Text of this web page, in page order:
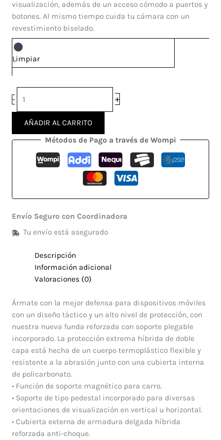
visualización, además de un acceso cómodo a puertos y
botones. Al mismo tiempo cuida tu cámara con un
revestimiento biselado.
Limpiar
-
cantidad
+
AÑADIR AL CARRITO
Métodos de Pago a través de Wompi
Envío Seguro con Coordinadora
Tu envío está asegurado
Descripción
Información adicional
Valoraciones (0)
Ármate con la mejor defensa para dispositivos móviles
con un diseño táctico y un alto nivel de protección, con
nuestra nueva funda reforzada con soporte plegable
incorporado. La protección extrema híbrida de doble
capa está hecha de un cuerpo termoplástico flexible y
resistente a la abrasión junto con una cubierta interna
de policarbonato.
• Función de soporte magnético para carro.
• Soporte de tipo pedestal incorporado para diversas
orientaciones de visualización en vertical u horizontal.
• Cubierta externa de armadura delgada híbrida
reforzada anti-choque.